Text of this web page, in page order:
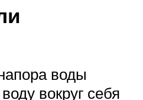
воды
вокруг себя